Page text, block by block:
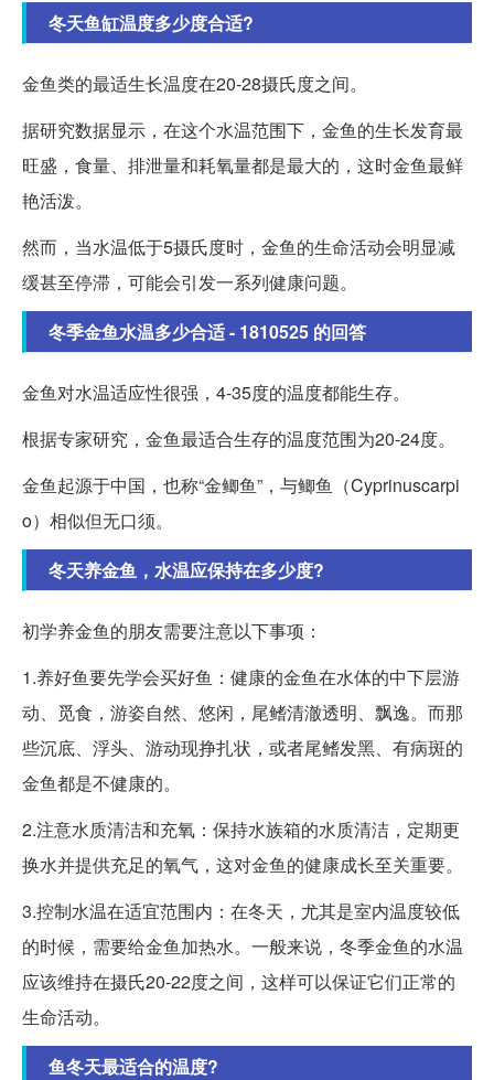
冬天鱼缸温度多少度合适?
金鱼类的最适生长温度在20-28摄氏度之间。
据研究数据显示，在这个水温范围下，金鱼的生长发育最
旺盛，食量、排泄量和耗氧量都是最大的，这时金鱼最鲜
艳活泼。
然而，当水温低于5摄氏度时，金鱼的生命活动会明显减
缓甚至停滞，可能会引发一系列健康问题。
冬季金鱼水温多少合适 - 1810525 的回答
金鱼对水温适应性很强，4-35度的温度都能生存。
根据专家研究，金鱼最适合生存的温度范围为20-24度。
金鱼起源于中国，也称“金鲫鱼”，与鲫鱼（Cyprinuscarpi
o）相似但无口须。
冬天养金鱼，水温应保持在多少度?
初学养金鱼的朋友需要注意以下事项：
1.养好鱼要先学会买好鱼：健康的金鱼在水体的中下层游
动、觅食，游姿自然、悠闲，尾鳍清澈透明、飘逸。而那
些沉底、浮头、游动现挣扎状，或者尾鳍发黑、有病斑的
金鱼都是不健康的。
2.注意水质清洁和充氧：保持水族箱的水质清洁，定期更
换水并提供充足的氧气，这对金鱼的健康成长至关重要。
3.控制水温在适宜范围内：在冬天，尤其是室内温度较低
的时候，需要给金鱼加热水。一般来说，冬季金鱼的水温
应该维持在摄氏20-22度之间，这样可以保证它们正常的
生命活动。
鱼冬天最适合的温度?